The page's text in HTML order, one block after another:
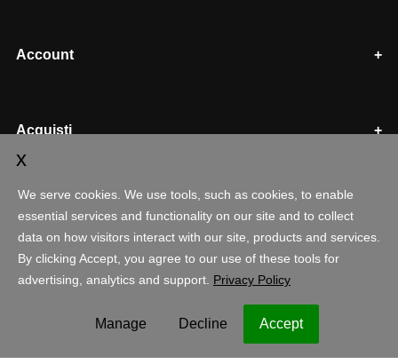
Account
Acquisti